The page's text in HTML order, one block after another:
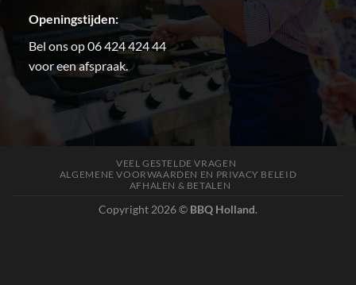
Openingstijden:
Bel ons op 06 424 424 44
voor een afspraak.
VEEL GESTELDE VRAGEN
ALGEMENE VOORWAARDEN EN PRIVACY BELEID
AFHALEN & BETALEN
Copyright 2026 © BBQ Holland.